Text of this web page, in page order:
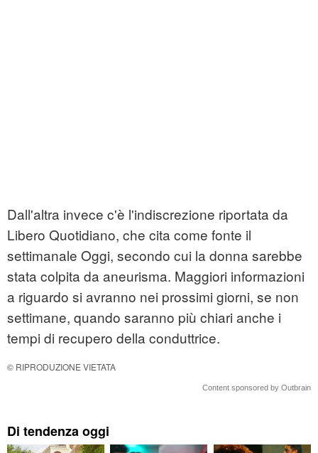
Dall'altra invece c'è l'indiscrezione riportata da
Libero Quotidiano, che cita come fonte il
settimanale Oggi, secondo cui la donna sarebbe
stata colpita da aneurisma. Maggiori informazioni
a riguardo si avranno nei prossimi giorni, se non
settimane, quando saranno più chiari anche i
tempi di recupero della conduttrice.
© RIPRODUZIONE VIETATA
Content sponsored by Outbrain
Di tendenza oggi